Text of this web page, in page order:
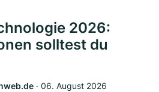
2026:
solltest du
‧ 06. August 2026